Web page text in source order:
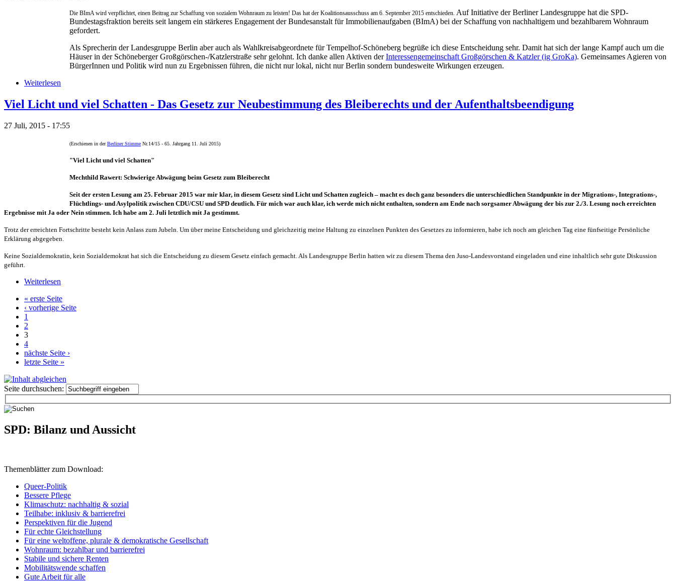
Die BImA wird verpflichtet, einen Beitrag zur Schaffung von sozialem Wohnraum zu leisten! Das hat der Koalitionsausschuss am 6. September 2015 entschieden. Auf Initiative der Berliner Landesgruppe hat die SPD-
Bundestagsfraktion bereits seit langem ein stärkeres Engagement der Bundesanstalt für Immobilienaufgaben (BImA) bei der Schaffung von nachhaltigem und bezahlbarem Wohnraum
gefordert.
Als Sprecherin der Landesgruppe Berlin aber auch als Wahlkreisabgeordnete für Tempelhof-Schöneberg begrüße ich diese Entscheidung sehr. Damit hat sich der lange Kampf auch um die
Häuser in der Schöneberger Großgörschen-/Katzlerstraße sehr gelohnt. Ich danke allen Aktiven derInteressengemeinschaft Großgörschen & Katzler (ig GroKa). Gemeinsames Agieren von
BürgerInnen und Politik wird nun zu Ergebnissen führen, die nicht nur lokal, nicht nur Berlin sondern bundesweite Wirkungen erzeugen.
Weiterlesen
Viel Licht und viel Schatten - Das Gesetz zur Neubestimmung des Bleiberechts und der Aufenthaltsbeendigung
27 Juli, 2015 - 17:55
(Erschienen in derBerliner Stimme Nr.14/15 - 65. Jahrgang 11. Juli 2015)
"Viel Licht und viel Schatten"
Mechthild Rawert: Schwierige Abwägung beim Gesetz zum Bleiberecht
Seit der ersten Lesung am 25. Februar 2015 war mir klar, in diesem Gesetz sind Licht und Schatten zugleich – macht es doch ganz besonders die unterschiedlichen Standpunkte in der Migrations-, Integrations-,
Flüchtlings- und Asylpolitik zwischen CDU/CSU und SPD deutlich. Für mich war auch klar, ich werde mich nicht enthalten, sondern am Ende nach sorgsamer Abwägung der bis zur 2./3. Lesung noch erreichten
Ergebnisse mit Ja oder Nein stimmen. Ich habe am 2. Juli letztlich mit Ja gestimmt.
Trotz der erreichten Fortschritte besteht kein Anlass zum Jubeln. Um über meine Entscheidung und gleichzeitig meine Haltung zu einzelnen Punkten des Gesetzes zu informieren, habe ich noch am gleichen Tag eine fünfseitige Persönliche
Erklärung abgegeben.
Keine Sozialdemokratin, kein Sozialdemokrat hat sich die Entscheidung zu diesem Gesetz einfach gemacht. Als Landesgruppe Berlin hatten wir zu diesem Thema den Juso-Landesvorstand eingeladen und eine inhaltlich sehr gute Diskussion
geführt.
Weiterlesen
« erste Seite
‹ vorherige Seite
1
2
3
4
nächste Seite ›
letzte Seite »
Seite durchsuchen:
SPD: Bilanz und Aussicht
Themenblätter zum Download:
Queer-Politik
Bessere Pflege
Klimaschutz: nachhaltig & sozial
Teilhabe: inklusiv & barrierefrei
Perspektiven für die Jugend
Für echte Gleichstellung
Für eine weltoffene, plurale & demokratische Gesellschaft
Wohnraum: bezahlbar und barrierefrei
Stabile und sichere Renten
Mobilitätswende schaffen
Gute Arbeit für alle